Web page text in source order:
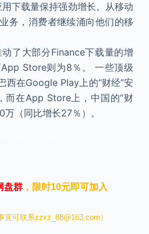
下载量保持强劲增长。从移动
务，消费者继续涌向他们的移
了大部分Finance下载量的增
Store则为8％。 一些顶级
西在Google Play上的“财经”安
而在App Store上，中国的“财
（同比增长27％）。
盘群，限时10元即可加入
宜可联系zzxz_88@163.com）